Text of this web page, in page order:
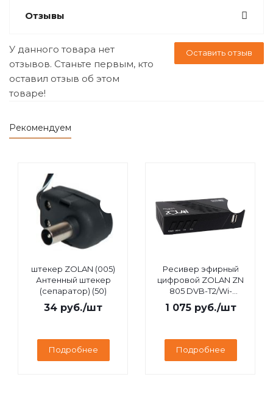
Отзывы
Оставить отзыв
У данного товара нет
отзывов. Станьте первым, кто
оставил отзыв об этом
товаре!
Рекомендуем
штекер ZOLAN (005)
Антенный штекер
(сепаратор) (50)
34 руб./шт
Подробнее
Ресивер эфирный
цифровой ZOLAN ZN
805 DVB-T2/Wi-
Fi/IPTV/MEGOGO/YouTube,
дисплей
1 075руб./шт
Подробнее